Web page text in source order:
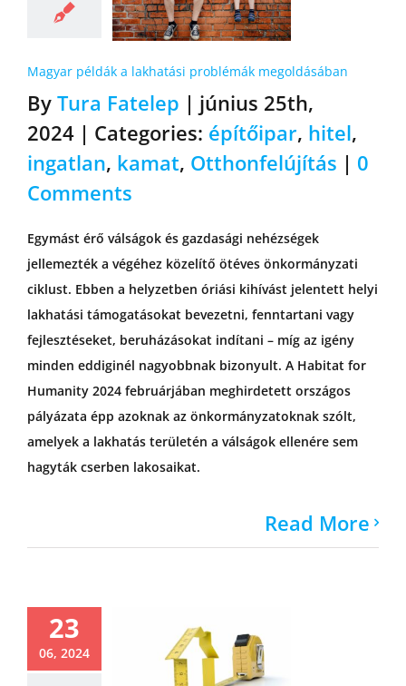
Magyar példák a lakhatási problémák megoldásában
By Tura Fatelep | június 25th,
2024 | Categories: építőipar, hitel,
ingatlan, kamat, Otthonfelújítás | 0
Comments
Egymást érő válságok és gazdasági nehézségek
jellemezték a végéhez közelítő ötéves önkormányzati
ciklust. Ebben a helyzetben óriási kihívást jelentett helyi
lakhatási támogatásokat bevezetni, fenntartani vagy
fejlesztéseket, beruházásokat indítani – míg az igény
minden eddiginél nagyobbnak bizonyult. A Habitat for
Humanity 2024 februárjában meghirdetett országos
pályázata épp azoknak az önkormányzatoknak szólt,
amelyek a lakhatás területén a válságok ellenére sem
hagyták cserben lakosaikat.
Read More
23
06, 2024